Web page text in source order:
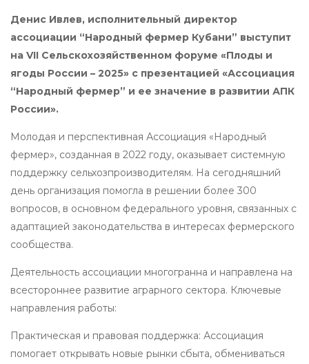
Денис Ивлев, исполнительный директор
ассоциации “Народный фермер Кубани” выступит
на VII Сельскохозяйственном форуме «Плоды и
ягоды России – 2025» с презентацией «Ассоциация
“Народный фермер” и ее значение в развитии АПК
России».
Молодая и перспективная Ассоциация «Народный
фермер», созданная в 2022 году, оказывает системную
поддержку сельхозпроизводителям. На сегодняшний
день организация помогла в решении более 300
вопросов, в основном федерального уровня, связанных с
адаптацией законодательства в интересах фермерского
сообщества.
Деятельность ассоциации многогранна и направлена на
всестороннее развитие аграрного сектора. Ключевые
направления работы:
Практическая и правовая поддержка: Ассоциация
помогает открывать новые рынки сбыта, обмениваться